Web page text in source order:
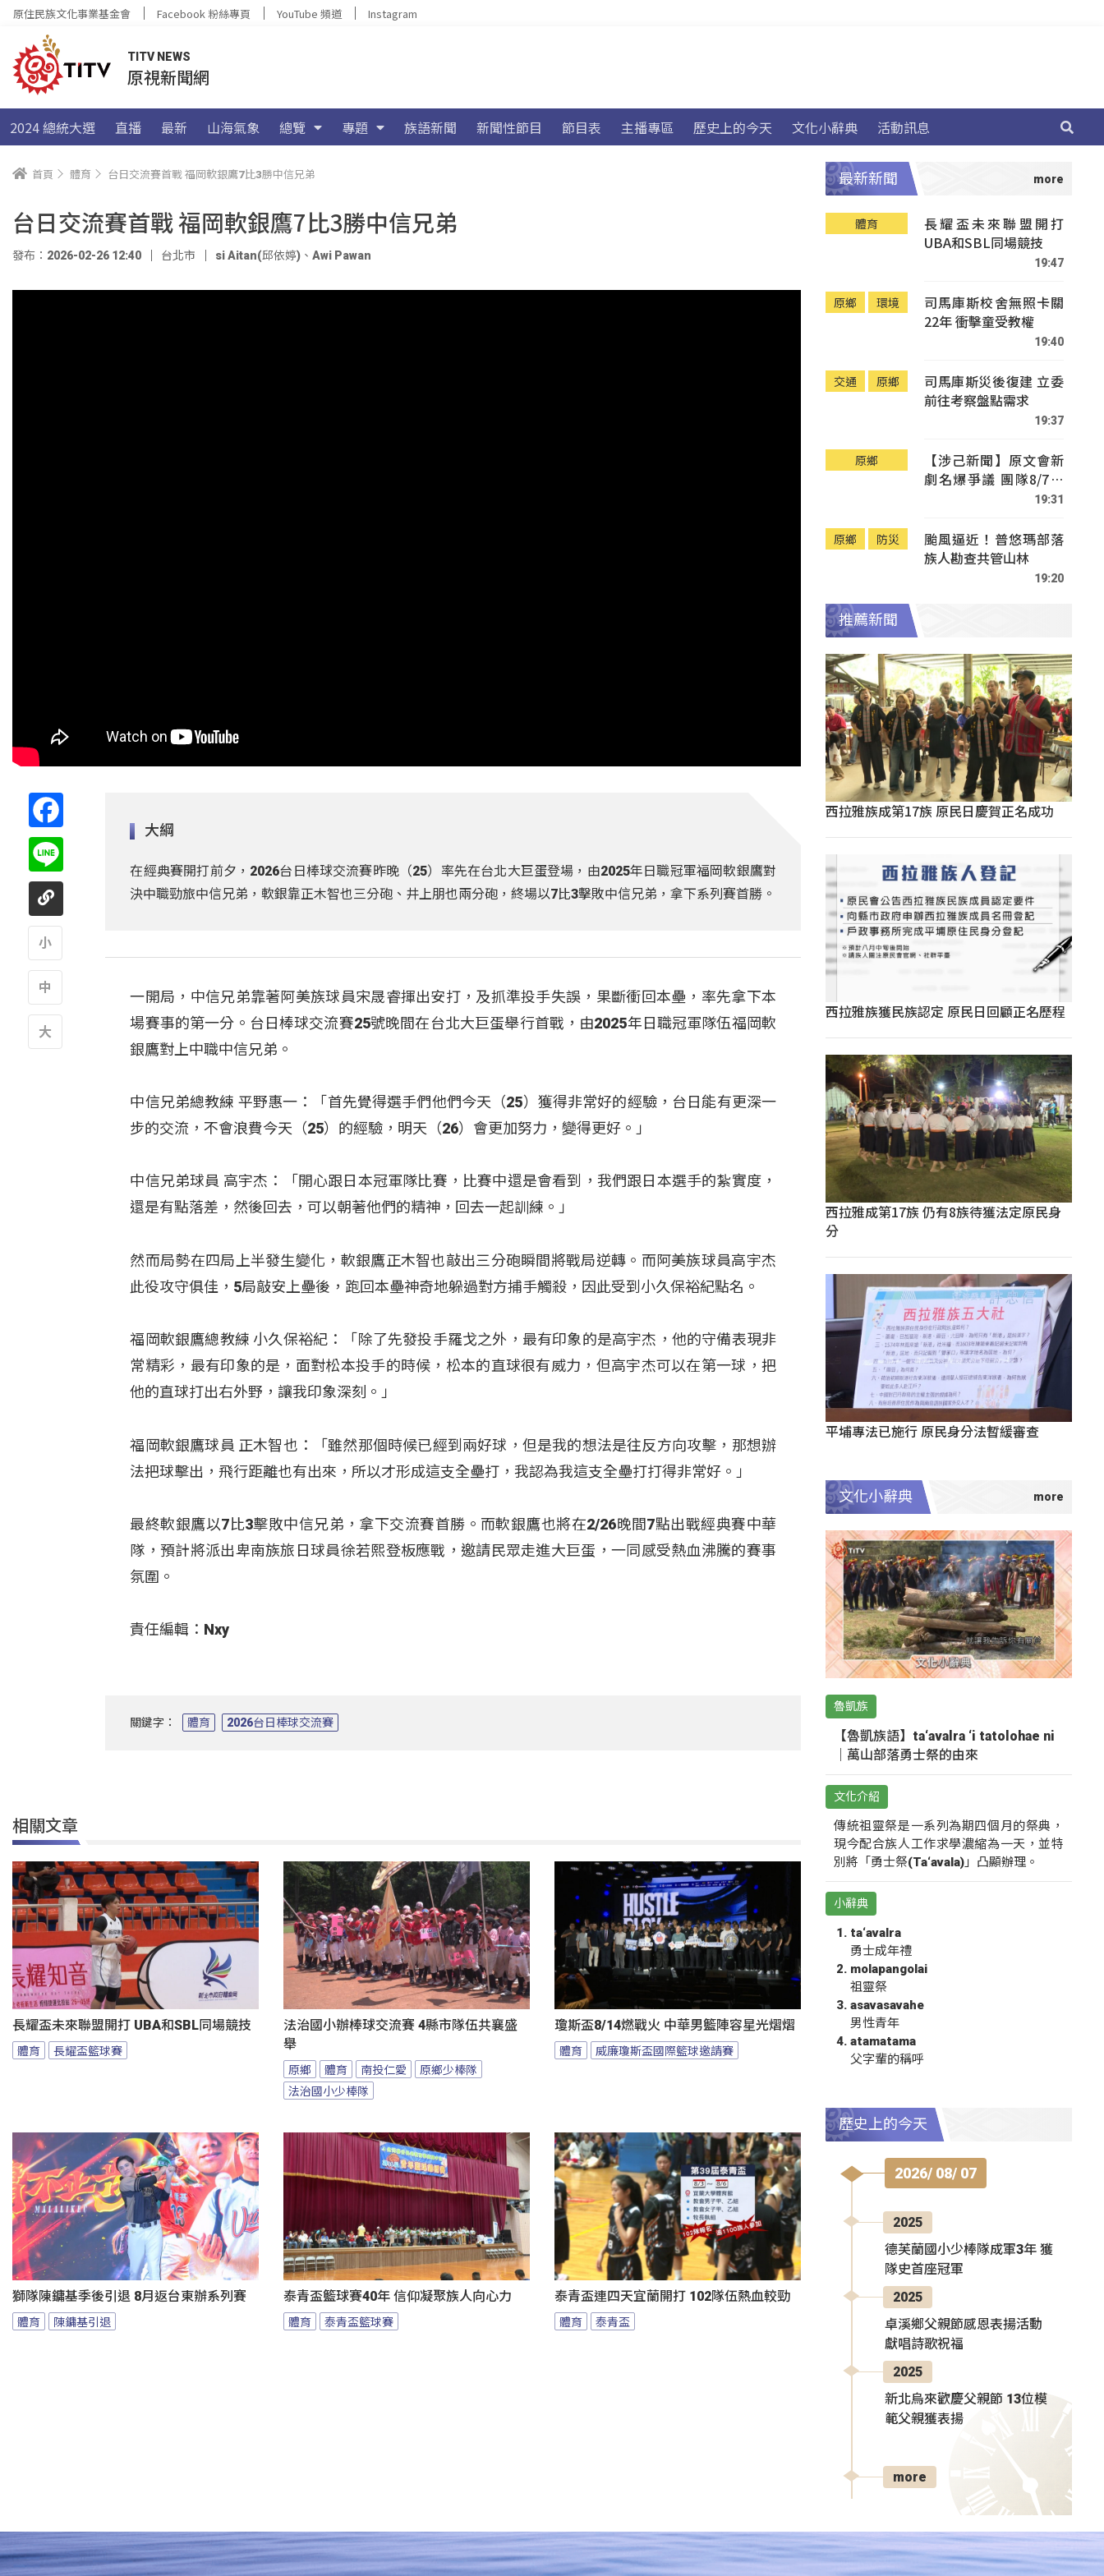
原住民族文化事業基金會 Facebook 粉絲專頁 YouTube 頻道 Instagram
TITV NEWS
原視新聞網
2024 總統大選 直播 最新 山海氣象 總覽 專題 族語新聞 新聞性節目 節目表 主播專區 歷史上的今天 文化小辭典 活動訊息
首頁 體育 台日交流賽首戰 福岡軟銀鷹7比3勝中信兄弟
台日交流賽首戰 福岡軟銀鷹7比3勝中信兄弟
發布：2026-02-26 12:40 台北市 si Aitan(邱依婷) 、 Awi Pawan
大綱
在經典賽開打前夕，2026台日棒球交流賽昨晚（25）率先在台北大巨蛋登場，由2025年日職冠軍福岡軟銀鷹對
決中職勁旅中信兄弟，軟銀靠正木智也三分砲、井上朋也兩分砲，終場以7比3擊敗中信兄弟，拿下系列賽首勝。
一開局，中信兄弟靠著阿美族球員宋晟睿揮出安打，及抓準投手失誤，果斷衝回本壘，率先拿下本
場賽事的第一分。台日棒球交流賽25號晚間在台北大巨蛋舉行首戰，由2025年日職冠軍隊伍福岡軟
銀鷹對上中職中信兄弟。
中信兄弟總教練 平野惠一：「首先覺得選手們他們今天（25）獲得非常好的經驗，台日能有更深一
步的交流，不會浪費今天（25）的經驗，明天（26）會更加努力，變得更好。」
中信兄弟球員 高宇杰：「開心跟日本冠軍隊比賽，比賽中還是會看到，我們跟日本選手的紮實度，
還是有點落差，然後回去，可以朝著他們的精神，回去一起訓練。」
然而局勢在四局上半發生變化，軟銀鷹正木智也敲出三分砲瞬間將戰局逆轉。而阿美族球員高宇杰
此役攻守俱佳，5局敲安上壘後，跑回本壘神奇地躲過對方捕手觸殺，因此受到小久保裕紀點名。
福岡軟銀鷹總教練 小久保裕紀：「除了先發投手羅戈之外，最有印象的是高宇杰，他的守備表現非
常精彩，最有印象的是，面對松本投手的時候，松本的直球很有威力，但高宇杰可以在第一球，把
他的直球打出右外野，讓我印象深刻。」
福岡軟銀鷹球員 正木智也：「雖然那個時候已經到兩好球，但是我的想法是往反方向攻擊，那想辦
法把球擊出，飛行距離也有出來，所以才形成這支全壘打，我認為我這支全壘打打得非常好。」
最終軟銀鷹以7比3擊敗中信兄弟，拿下交流賽首勝。而軟銀鷹也將在2/26晚間7點出戰經典賽中華
隊，預計將派出卑南族旅日球員徐若熙登板應戰，邀請民眾走進大巨蛋，一同感受熱血沸騰的賽事
氛圍。
責任編輯：Nxy
關鍵字： 體育 2026台日棒球交流賽
相關文章
長耀盃未來聯盟開打 UBA和SBL同場競技
體育 長耀盃籃球賽
法治國小辦棒球交流賽 4縣市隊伍共襄盛
舉
原鄉 體育 南投仁愛
原鄉少棒隊
法治國小少棒隊
瓊斯盃8/14燃戰火 中華男籃陣容星光熠熠
體育 威廉瓊斯盃國際籃球邀請賽
獅隊陳鏞基季後引退 8月返台東辦系列賽
體育 陳鏞基引退
泰青盃籃球賽40年 信仰凝聚族人向心力
體育 泰青盃籃球賽
泰青盃連四天宜蘭開打 102隊伍熱血較勁
體育 泰青盃
最新新聞
體育
長耀盃未來聯盟開打
UBA和SBL同場競技
19:47
原鄉 環境
司馬庫斯校舍無照卡關
22年 衝擊童受教權
19:40
交通 原鄉
司馬庫斯災後復建 立委
前往考察盤點需求
19:37
原鄉
【涉己新聞】原文會新
劇名爆爭議 團隊8/7赴
19:31
原鄉 防災
颱風逼近！普悠瑪部落
族人勘查共管山林
19:20
推薦新聞
西拉雅族成第17族 原民日慶賀正名成功
西拉雅族獲民族認定 原民日回顧正名歷程
西拉雅成第17族 仍有8族待獲法定原民身
分
平埔專法已施行 原民身分法暫緩審查
文化小辭典
魯凱族
【魯凱族語】ta‘avalra ‘i tatolohae ni
｜萬山部落勇士祭的由來
文化介紹
傳統祖靈祭是一系列為期四個月的祭典，
現今配合族人工作求學濃縮為一天，並特
別將「勇士祭(Ta‘avala)」凸顯辦理。
小辭典
ta‘avalra
勇士成年禮
molapangolai
祖靈祭
asavasavahe
男性青年
atamatama
父字輩的稱呼
歷史上的今天
2026/ 08/ 07
2025
德芙蘭國小少棒隊成軍3年 獲
隊史首座冠軍
2025
卓溪鄉父親節感恩表揚活動
獻唱詩歌祝福
2025
新北烏來歡慶父親節 13位模
範父親獲表揚
more